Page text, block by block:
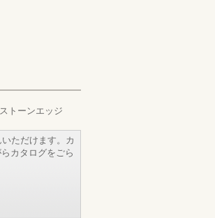
ストーンエッジ
ただけます。カ
カタログをごら